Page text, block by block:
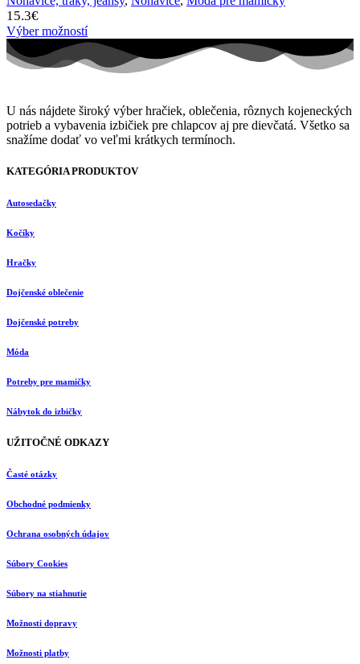
15.3€
Výber možností
U nás nájdete široký výber hračiek, oblečenia, rôznych kojeneckých
potrieb a vybavenia izbičiek pre chlapcov aj pre dievčatá. Všetko sa
snažíme dodať vo veľmi krátkych termínoch.
KATEGÓRIA PRODUKTOV
Autosedačky
Kočíky
Hračky
Dojčenské oblečenie
Dojčenské potreby
Móda
Potreby pre mamičky
Nábytok do izbičky
UŽITOČNÉ ODKAZY
Časté otázky
Obchodné podmienky
Ochrana osobných údajov
Súbory Cookies
Súbory na stiahnutie
Možnosti dopravy
Možnosti platby